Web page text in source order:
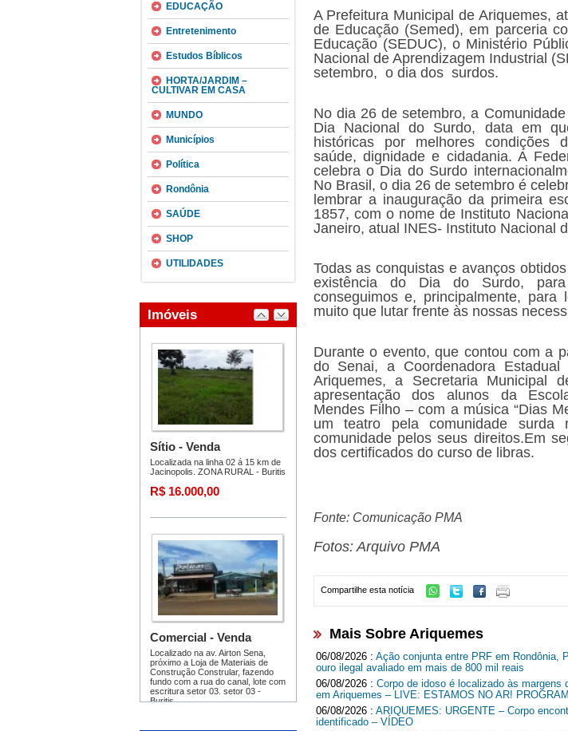
EDUCAÇÃO
Entretenimento
Estudos Bíblicos
HORTA/JARDIM –
CULTIVAR EM CASA
MUNDO
Municípios
Política
Rondônia
SAÚDE
SHOP
UTILIDADES
A Prefeitura Municipal de Ariquemes,
de Educação (Semed), em parceria
Educação (SEDUC), o Ministério
Nacional de Aprendizagem Industrial
setembro, o dia dos surdos.
No dia 26 de setembro, a
Dia Nacional do Surdo, data em
históricas por melhores condições
saúde, dignidade e cidadania. A
celebra o Dia do Surdo
No Brasil, o dia 26 de setembro é
lembrar a inauguração da primeira
1857, com o nome de Instituto
Janeiro, atual INES- Instituto Nacional
Todas as conquistas e avanços
existência do Dia do Surdo,
conseguimos e, principalmente, para
muito que lutar frente às nossas
Durante o evento, que contou com a
do Senai, a Coordenadora
Ariquemes, a Secretaria Municipal
apresentação dos alunos da
Mendes Filho – com a música “Dias
um teatro pela comunidade surda
comunidade pelos seus direitos.Em
dos certificados do curso de libras.
Fonte: Comunicação PMA
Fotos: Arquivo PMA
Compartilhe esta notícia
Mais Sobre Ariquemes
06/08/2026 : Ação conjunta entre PRF em Rondônia,
ouro ilegal avaliado em mais de 800 mil reais
06/08/2026 : Corpo de idoso é localizado às margens
em Ariquemes – LIVE: ESTAMOS NO AR!
06/08/2026 : ARIQUEMES: URGENTE – Corpo
identificado – VÍDEO